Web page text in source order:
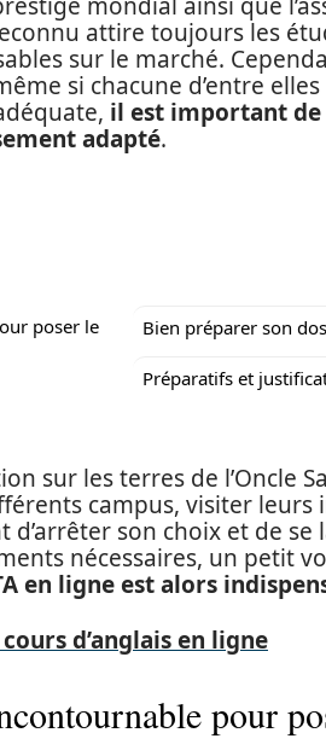
attire toujours les
sur le marché.
si chacune d’entre
il est important
adapté.
poser le
Bien préparer son
Préparatifs et
sur les terres de l’Oncle
campus, visiter
son choix et de se
nécessaires, un petit
en ligne est alors
d’anglais en ligne
pour